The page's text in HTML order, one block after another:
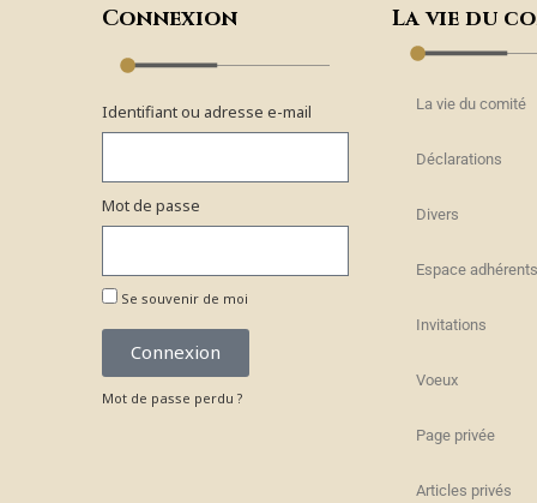
Connexion
Identifiant ou adresse e-mail
Mot de passe
Se souvenir de moi
Connexion
Mot de passe perdu ?
La vie du
La vie du comité
Déclarations
Divers
Espace
Invitations
Voeux
Page privée
Articles privés